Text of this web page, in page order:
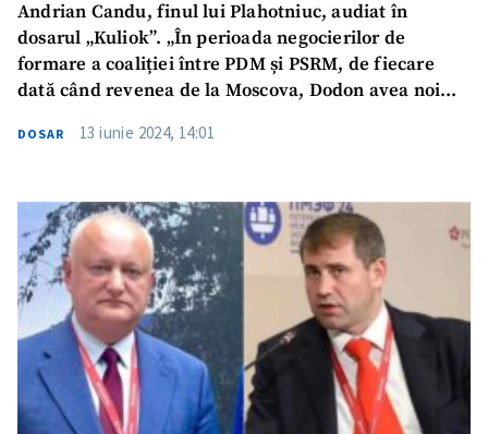
Andrian Candu, finul lui Plahotniuc, audiat în
dosarul „Kuliok”. „În perioada negocierilor de
formare a coaliției între PDM și PSRM, de fiecare
dată când revenea de la Moscova, Dodon avea noi
DOSAR 13 iunie 2024, 14:01